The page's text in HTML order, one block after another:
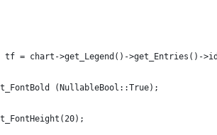
tf = chart->get_Legend()->get_Entries()-
(NullableBool::True);